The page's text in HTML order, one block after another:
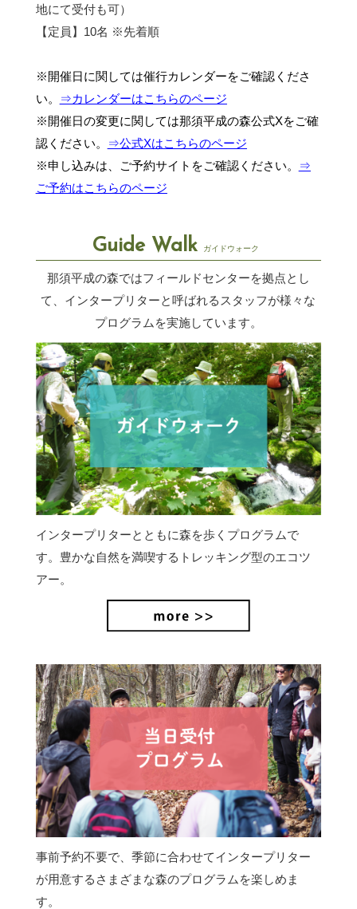
地にて受付も可）
【定員】10名 ※先着順
※開催日に関しては催行カレンダーをご確認くださ
い。
⇒カレンダーはこちらのページ
※開催日の変更に関しては那須平成の森公式Xをご確
認ください。
⇒公式Xはこちらのページ
※申し込みは、ご予約サイトをご確認ください。
⇒
ご予約はこちらのページ
Guide Walk ガイドウォーク
那須平成の森ではフィールドセンターを拠点とし
て、インタープリターと呼ばれるスタッフが様々な
プログラムを実施しています。
インタープリターとともに森を歩くプログラムで
す。豊かな自然を満喫するトレッキング型のエコツ
アー。
事前予約不要で、季節に合わせてインタープリター
が用意するさまざまな森のプログラムを楽しめま
す。